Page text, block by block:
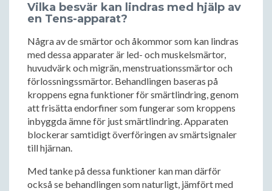
Vilka besvär kan lindras med hjälp av
en Tens-apparat?
Några av de smärtor och åkommor som kan lindras
med dessa apparater är led- och muskelsmärtor,
huvudvärk och migrän, menstruationssmärtor och
förlossningssmärtor. Behandlingen baseras på
kroppens egna funktioner för smärtlindring, genom
att frisätta endorfiner som fungerar som kroppens
inbyggda ämne för just smärtlindring. Apparaten
blockerar samtidigt överföringen av smärtsignaler
till hjärnan.
Med tanke på dessa funktioner kan man därför
också se behandlingen som naturligt, jämfört med